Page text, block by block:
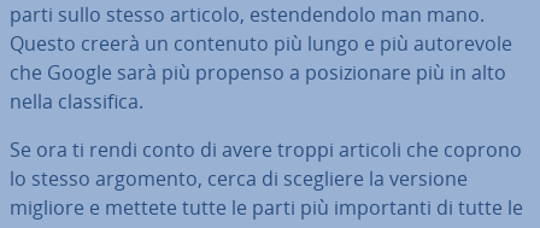
parti sullo stesso articolo, esten­den­do­lo man mano.
Questo creerà un contenuto più lungo e più au­to­re­vo­le
che Google sarà più propenso a po­si­zio­na­re più in alto
nella clas­si­fi­ca.
Se ora ti rendi conto di avere troppi articoli che coprono
lo stesso argomento, cerca di scegliere la versione
migliore e mettete tutte le parti più im­por­tan­ti di tutte le